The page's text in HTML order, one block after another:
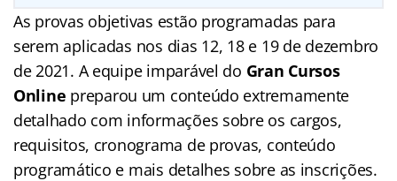
As provas objetivas estão programadas para
serem aplicadas nos dias 12, 18 e 19 de dezembro
de 2021. A equipe imparável do Gran Cursos
Online preparou um conteúdo extremamente
detalhado com informações sobre os cargos,
requisitos, cronograma de provas, conteúdo
programático e mais detalhes sobre as inscrições.